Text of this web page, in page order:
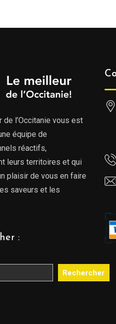
de l’Occitanie vous est
équipe de
réactifs,
leurs territoires et qui
plaisir de vous en faire
saveurs et les
:
Rechercher